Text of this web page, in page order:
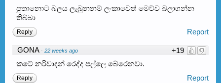
පුතානොට බලය ලැබුනනම් ලංකාවෙත් මෙව්ව බලාගන්න
තිබ්බා
Report
Reply
+19
GONA · 22 weeks ago
කටේ නරිවාදන් රෙද්ද පල්ලෙ බේරෙනවා.
Report
Reply